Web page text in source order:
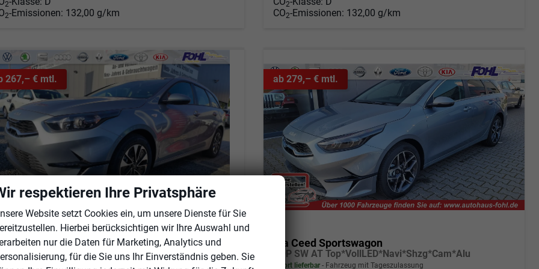
2
2-Emissionen: 132,00 g/km
2
CO2-Emissionen: 132,00 g/km
267,– € mtl.
Ceed Sportswagon
SW AT Spin*Navi*Shzg*Lhzg*PDC*Cam*16Zoll
lieferbar Fahrzeug mit Tageszulassung
ab 279,– € mtl.
Kia Ceed Sportswagon
TOP SW AT Top*VollLED*Navi*Shzg*Cam*Alu
sofort lieferbar Fahrzeug mit Tageszulassung
respektieren Ihre Privatsphäre
Website setzt Cookies ein, um unsere Dienste für Sie
Hierbei berücksichtigen wir Ihre Auswahl und
nur die Daten für Marketing, Analytics und
für die Sie uns Ihr Einverständnis geben. Sie